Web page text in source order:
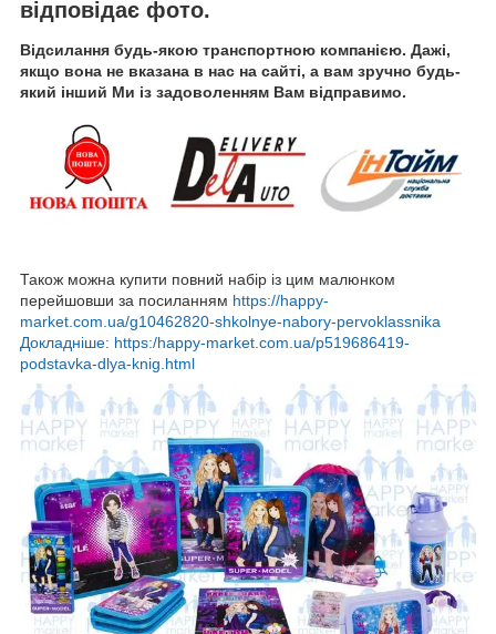
відповідає фото.
Відсилання будь-якою транспортною компанією. Дажі,
якщо вона не вказана в нас на сайті, а вам зручно будь-
який інший Ми із задоволенням Вам відправимо.
Також можна купити повний набір із цим малюнком
перейшовши за посиланням https://happy-
market.com.ua/g10462820-shkolnye-nabory-pervoklassnika
Докладніше: https:/happy-market.com.ua/p519686419-
podstavka-dlya-knig.html